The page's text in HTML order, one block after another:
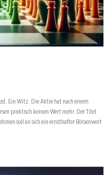
Ein Witz. Die Aktie hat nach einem
praktisch keinen Wert mehr. Der Titel
soll an sich ein ernsthafter Börsenwert